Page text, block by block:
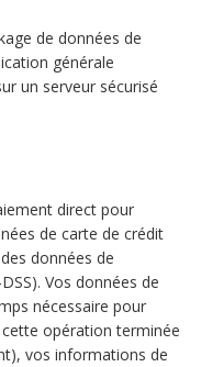
de données de
générale
un serveur sécurisé
direct pour
de carte de crédit
données de
Vos données de
nécessaire pour
opération terminée
vos informations de